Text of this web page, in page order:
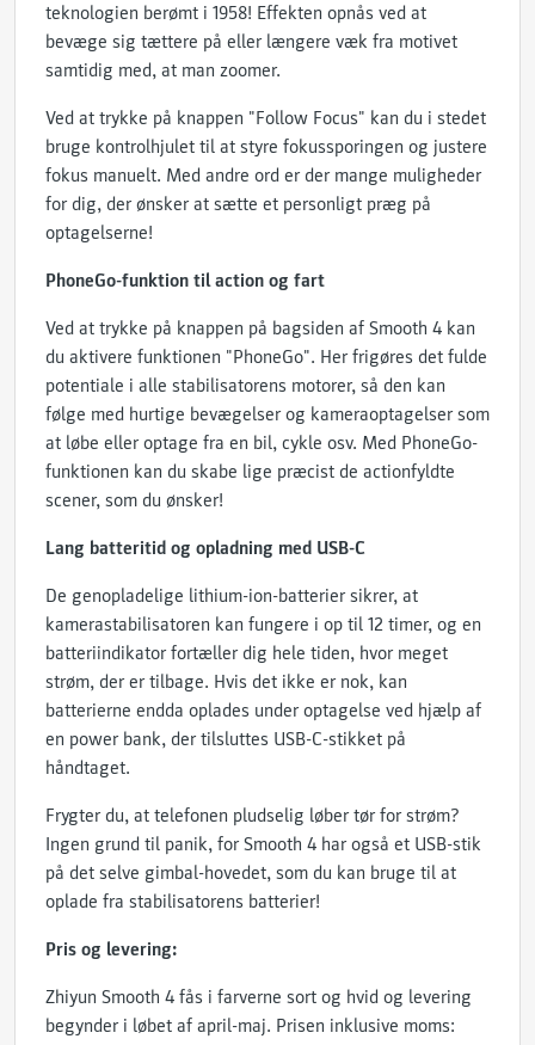
teknologien berømt i 1958! Effekten opnås ved at
bevæge sig tættere på eller længere væk fra motivet
samtidig med, at man zoomer.
Ved at trykke på knappen "Follow Focus" kan du i stedet
bruge kontrolhjulet til at styre fokussporingen og justere
fokus manuelt. Med andre ord er der mange muligheder
for dig, der ønsker at sætte et personligt præg på
optagelserne!
PhoneGo-funktion til action og fart
Ved at trykke på knappen på bagsiden af Smooth 4 kan
du aktivere funktionen "PhoneGo". Her frigøres det fulde
potentiale i alle stabilisatorens motorer, så den kan
følge med hurtige bevægelser og kameraoptagelser som
at løbe eller optage fra en bil, cykle osv. Med PhoneGo-
funktionen kan du skabe lige præcist de actionfyldte
scener, som du ønsker!
Lang batteritid og opladning med USB-C
De genopladelige lithium-ion-batterier sikrer, at
kamerastabilisatoren kan fungere i op til 12 timer, og en
batteriindikator fortæller dig hele tiden, hvor meget
strøm, der er tilbage. Hvis det ikke er nok, kan
batterierne endda oplades under optagelse ved hjælp af
en power bank, der tilsluttes USB-C-stikket på
håndtaget.
Frygter du, at telefonen pludselig løber tør for strøm?
Ingen grund til panik, for Smooth 4 har også et USB-stik
på det selve gimbal-hovedet, som du kan bruge til at
oplade fra stabilisatorens batterier!
Pris og levering:
Zhiyun Smooth 4 fås i farverne sort og hvid og levering
begynder i løbet af april-maj. Prisen inklusive moms: